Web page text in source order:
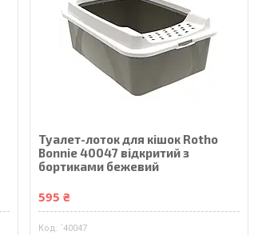
Туалет-лоток для кішок Rotho
Bonnie 40047 відкритий з
бортиками бежевий
595 ₴
`40047